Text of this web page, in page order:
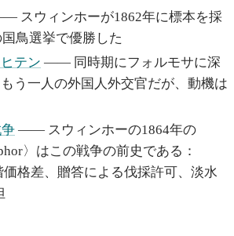
スウィンホーが1862年に標本を採
鳥選挙で優勝した
テン —— 同時期にフォルモサに深
う一人の外国人外交官だが、動機は
—— スウィンホーの1864年の
〉はこの戦争の前史である：
格差、贈答による伐採許可、淡水